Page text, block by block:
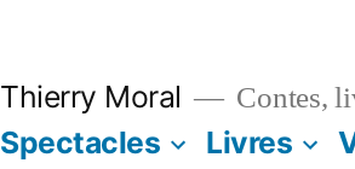
Thierry Moral Contes,
Spectacles Livres